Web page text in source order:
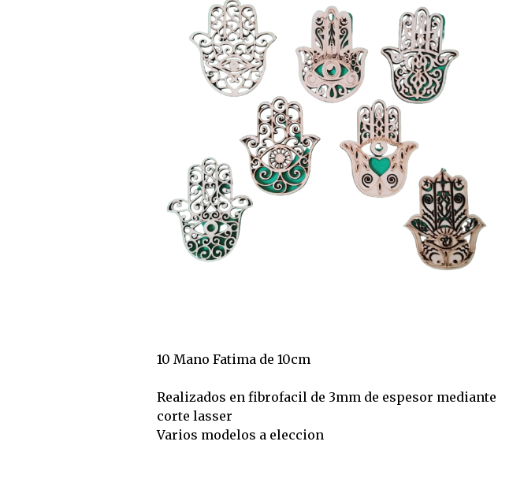
10 Mano Fatima de 10cm
Realizados en fibrofacil de 3mm de espesor mediante
corte lasser
Varios modelos a eleccion